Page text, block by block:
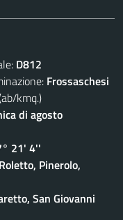
D812
Frossaschesi
kmq.)
di agosto
21' 4''
Pinerolo,
San Giovanni